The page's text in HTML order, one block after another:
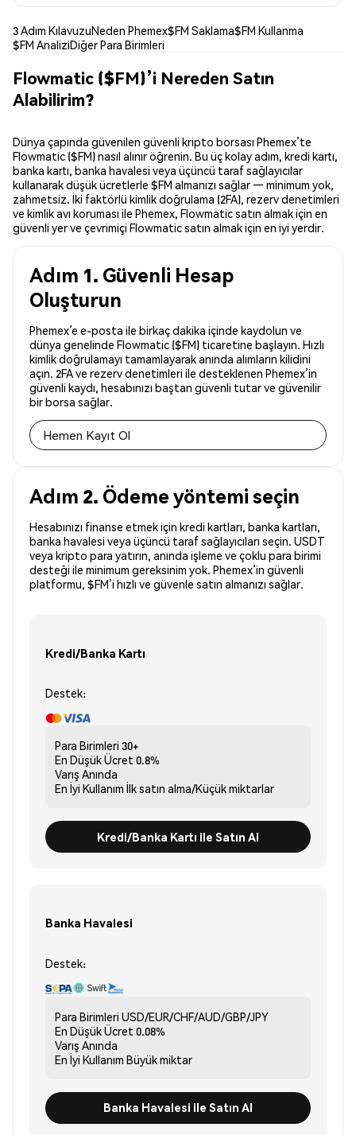
3 Adım KılavuzuNeden Phemex$FM Saklama$FM Kullanma
$FM AnaliziDiğer Para Birimleri
Flowmatic ($FM)’i Nereden Satın
Alabilirim?
Dünya çapında güvenilen güvenli kripto borsası Phemex’te
Flowmatic ($FM) nasıl alınır öğrenin. Bu üç kolay adım, kredi kartı,
banka kartı, banka havalesi veya üçüncü taraf sağlayıcılar
kullanarak düşük ücretlerle $FM almanızı sağlar — minimum yok,
zahmetsiz. İki faktörlü kimlik doğrulama (2FA), rezerv denetimleri
ve kimlik avı koruması ile Phemex, Flowmatic satın almak için en
güvenli yer ve çevrimiçi Flowmatic satın almak için en iyi yerdir.
Adım 1. Güvenli Hesap
Oluşturun
Phemex’e e-posta ile birkaç dakika içinde kaydolun ve
dünya genelinde Flowmatic ($FM) ticaretine başlayın. Hızlı
kimlik doğrulamayı tamamlayarak anında alımların kilidini
açın. 2FA ve rezerv denetimleri ile desteklenen Phemex’in
güvenli kaydı, hesabınızı baştan güvenli tutar ve güvenilir
bir borsa sağlar.
Hemen Kayıt Ol
Adım 2. Ödeme yöntemi seçin
Hesabınızı finanse etmek için kredi kartları, banka kartları,
banka havalesi veya üçüncü taraf sağlayıcıları seçin. USDT
veya kripto para yatırın, anında işleme ve çoklu para birimi
desteği ile minimum gereksinim yok. Phemex’in güvenli
platformu, $FM’i hızlı ve güvenle satın almanızı sağlar.
Kredi/Banka Kartı
Destek:
Para Birimleri 30+
En Düşük Ücret 0.8%
Varış Anında
En İyi Kullanım İlk satın alma/Küçük miktarlar
Kredi/Banka Kartı ile Satın Al
Banka Havalesi
Destek:
Para Birimleri USD/EUR/CHF/AUD/GBP/JPY
En Düşük Ücret 0.08%
Varış Anında
En İyi Kullanım Büyük miktar
Banka Havalesi ile Satın Al